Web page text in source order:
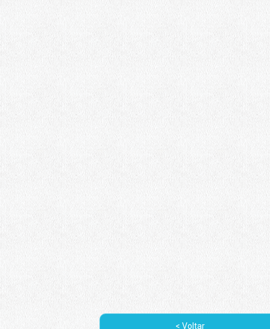
< Voltar